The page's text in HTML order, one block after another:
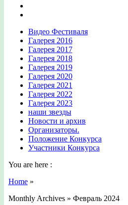
Видео Фестиваля
Галерея 2016
Галерея 2017
Галерея 2018
Галерея 2019
Галерея 2020
Галерея 2021
Галерея 2022
Галерея 2023
наши звезды
Новости и архив
Организаторы.
Положение Конкурса
Участники Конкурса
You are here :
Home»
Monthly Archives » Февраль 2024